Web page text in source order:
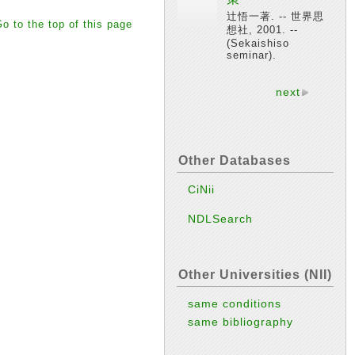
to the top of this page
辻悟一著. -- 世界思
想社, 2001. --
(Sekaishiso
seminar).
next
Other Databases
CiNii
NDLSearch
Other Universities (NII)
same conditions
same bibliography